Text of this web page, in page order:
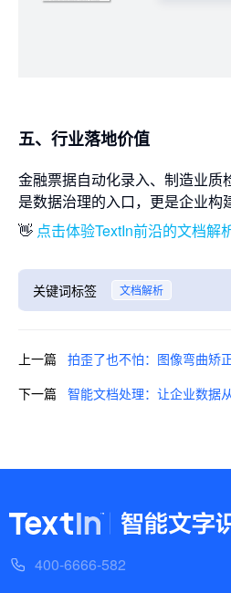
五、行业落地价值
金融票据自动化录入、制造业
是数据治理的入口，更是企业
👋 点击体验TextIn前沿的文档解
关键词标签 文档解析
上一篇 拍歪了也不怕：图像弯曲矫
下一篇 智能文档处理：让企业数据
400-6666-582